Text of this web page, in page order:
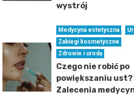
wystrój
Medycyna estetyczna
Zabiegi kosmetyczne
Zdrowie i urodę
Czego nie robić po
powiększaniu ust?
Zalecenia